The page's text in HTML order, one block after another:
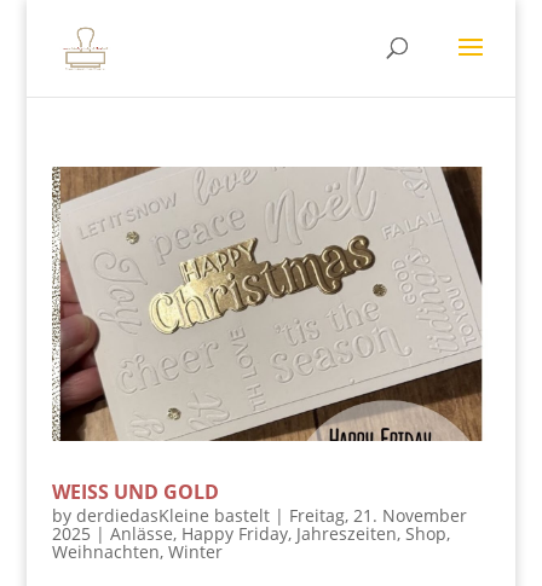
WEISS UND GOLD
by derdiedasKleine bastelt| Freitag, 21. November
2025 | Anlässe, Happy Friday, Jahreszeiten, Shop,
Weihnachten, Winter